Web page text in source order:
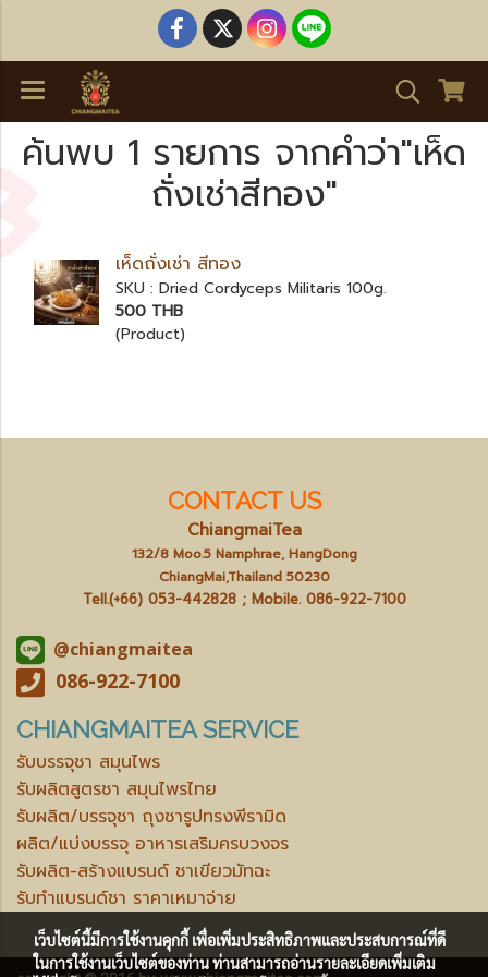
ค้นพบ 1 รายการ จากคำว่า"เห็ด
ถั่งเช่าสีทอง"
เห็ดถั่งเช่า สีทอง
SKU : Dried Cordyceps Militaris 100g.
500 THB
(Product)
CONTACT US
ChiangmaiTea
132/8 Moo.5 Namphrae, HangDong
ChiangMai,Thailand 50230
Tell.(+66) 053-442828 ; Mobile. 086-922-7100
@chiangmaitea
086-922-7100
CHIANGMAITEA SERVICE
รับบรรจุชา สมุนไพร
รับผลิตสูตรชา สมุนไพรไทย
รับผลิต/บรรจุชา ถุงชารูปทรงพีรามิด
ผลิต/แบ่งบรรจุ อาหารเสริมครบวงจร
รับผลิต-สร้างแบรนด์ ชาเขียวมัทฉะ
รับทำแบรนด์ชา ราคาเหมาจ่าย
เว็บไซต์นี้มีการใช้งานคุกกี้ เพื่อเพิ่มประสิทธิภาพและประสบการณ์ที่ดี
ในการใช้งานเว็บไซต์ของท่าน ท่านสามารถอ่านรายละเอียดเพิ่มเติม